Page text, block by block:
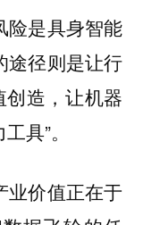
险是具身智能
途径则是让行
创造，让机器
具”。
业价值正在于